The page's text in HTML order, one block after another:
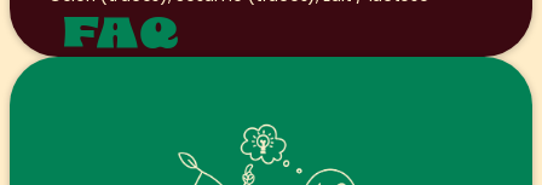
FAQ